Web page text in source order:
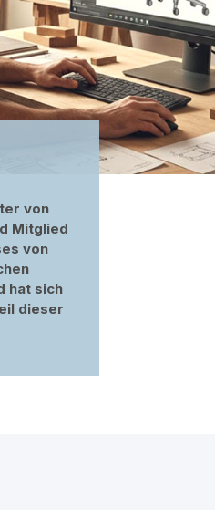
von
Mitglied
von
hat sich
dieser